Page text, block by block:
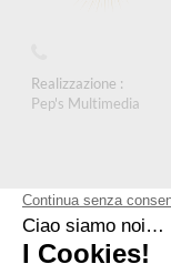
Realizzazione :
Pep's Multimedia